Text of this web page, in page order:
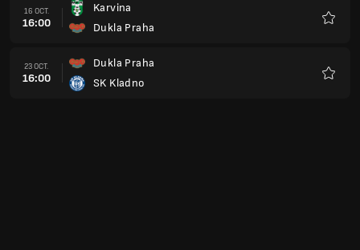
16 OCT.
16:00
Karvina
Dukla Praha
23 OCT.
16:00
Dukla Praha
SK Kladno